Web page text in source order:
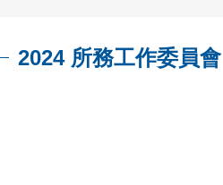
2024 所務工作委員會